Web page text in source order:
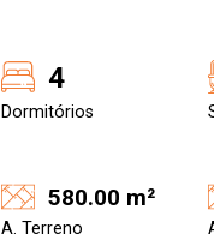
4
Dormitórios
580.00 m²
A. Terreno